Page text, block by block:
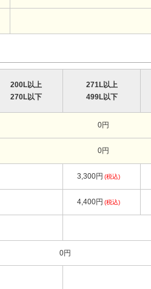
200L以上
270L以下
271L以上
499L以下
0円
0円
3,300円 (税込)
4,400円 (税込)
0円